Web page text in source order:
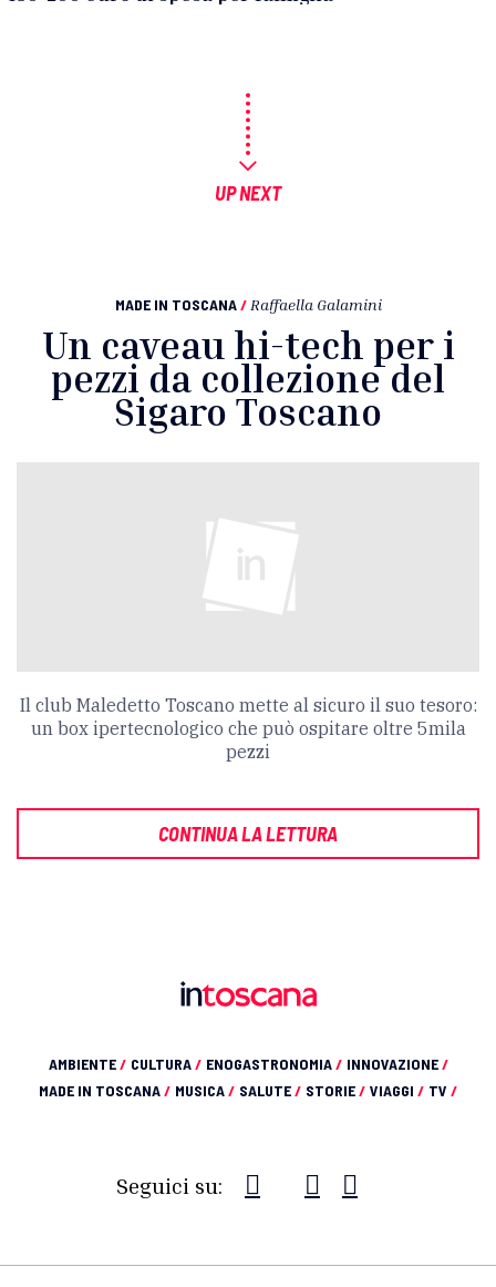
UP NEXT
MADE IN TOSCANA / Raffaella Galamini
Un caveau hi-tech per i
pezzi da collezione del
Sigaro Toscano
Il club Maledetto Toscano mette al sicuro il suo tesoro:
un box ipertecnologico che può ospitare oltre 5mila
pezzi
CONTINUA LA LETTURA
AMBIENTE/ CULTURA/ ENOGASTRONOMIA/ INNOVAZIONE/
MADE IN TOSCANA/ MUSICA/ SALUTE/ STORIE/ VIAGGI / TV /
Seguici su: